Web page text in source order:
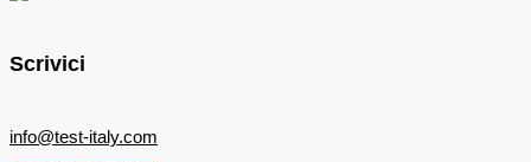
Scrivici
info@test-italy.com